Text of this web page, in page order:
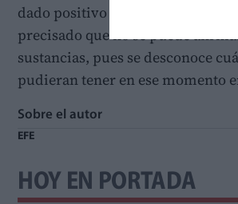
dado positivo en consumo de
precisado que no se puede
sustancias, pues se desconoce
pudieran tener en ese momento
Sobre el autor
EFE
HOY EN PORTADA